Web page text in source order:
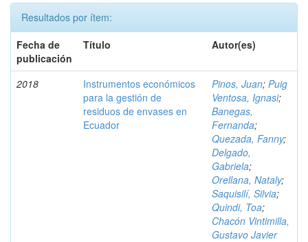
Resultados por ítem:
Fecha de
publicación
Título Autor(es)
2018
Instrumentos económicos
para la gestión de
residuos de envases en
Ecuador
Pinos, Juan; Puig
Ventosa, Ignasi;
Banegas,
Fernanda;
Quezada, Fanny;
Delgado,
Gabriela;
Orellana, Nataly;
Saquisilí, Silvia;
Quindi, Toa;
Chacón Vintimilla,
Gustavo Javier